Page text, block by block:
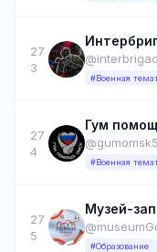
27
3
#Военная
27
4
Гум
#Военная
27
5
Музей-
#Образование